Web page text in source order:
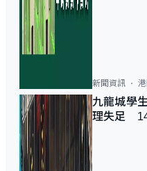
新聞資訊
九龍城學
理失足 14